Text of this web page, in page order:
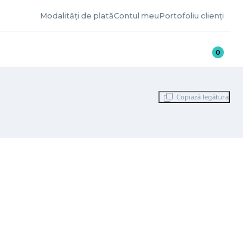
Modalități de platăContul meuPortofoliu clienți
0
Copiază legătura